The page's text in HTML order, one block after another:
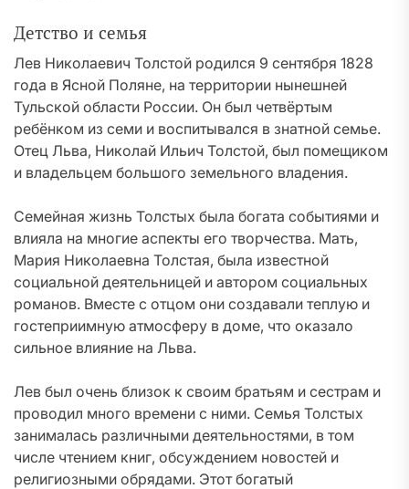
Детство и семья
Лев Николаевич Толстой родился 9 сентября 1828
года в Ясной Поляне, на территории нынешней
Тульской области России. Он был четвёртым
ребёнком из семи и воспитывался в знатной семье.
Отец Льва, Николай Ильич Толстой, был помещиком
и владельцем большого земельного владения.
Семейная жизнь Толстых была богата событиями и
влияла на многие аспекты его творчества. Мать,
Мария Николаевна Толстая, была известной
социальной деятельницей и автором социальных
романов. Вместе с отцом они создавали теплую и
гостеприимную атмосферу в доме, что оказало
сильное влияние на Льва.
Лев был очень близок к своим братьям и сестрам и
проводил много времени с ними. Семья Толстых
занималась различными деятельностями, в том
числе чтением книг, обсуждением новостей и
религиозными обрядами. Этот богатый